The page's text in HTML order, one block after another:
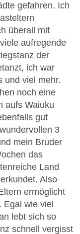
gefahren. Ich
überall mit
aufregende
der
ich war
und viel mehr.
noch eine
aufs Waiuku
gut
3
mein Bruder
das
Land
Also
ermöglicht
Egal wie viel
lebt sich so
schnell vergisst